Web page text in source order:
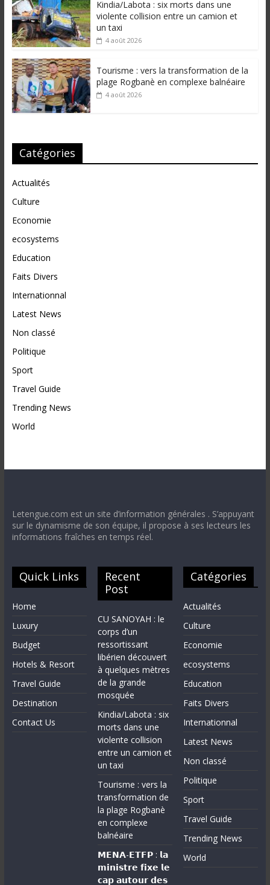
Kindia/Labota : six morts dans une
violente collision entre un camion et
un taxi
4 août 2026
Tourisme : vers la transformation de la
plage Rogbanè en complexe balnéaire
4 août 2026
Catégories
Actualités
Culture
Economie
ecosystems
Education
Faits Divers
Internationnal
Latest News
Non classé
Politique
Sport
Travel Guide
Trending News
World
Letengue.com est un site d’information générales . S’appuyant
sur le dynamisme de son équipe, il propose à ses lecteurs les
informations fraîches en temps réel.
Quick Links
Home
Luxury
Budget
Hotels & Resort
Travel Guide
Destination
Contact Us
Recent
Post
CU SANOYAH : le
corps d’un
ressortissant
libérien découvert
à quelques mètres
de la grande
mosquée
Kindia/Labota : six
morts dans une
violente collision
entre un camion et
un taxi
Tourisme : vers la
transformation de
la plage Rogbanè
en complexe
balnéaire
𝗠𝗘𝗡𝗔-𝗘𝗧𝗙𝗣 : 𝗹𝗮
𝗺𝗶𝗻𝗶𝘀𝘁𝗿𝗲 𝗳𝗶𝘅𝗲 𝗹𝗲
𝗰𝗮𝗽 𝗮𝘂𝘁𝗼𝘂𝗿 𝗱𝗲𝘀
Catégories
Actualités
Culture
Economie
ecosystems
Education
Faits Divers
Internationnal
Latest News
Non classé
Politique
Sport
Travel Guide
Trending News
World